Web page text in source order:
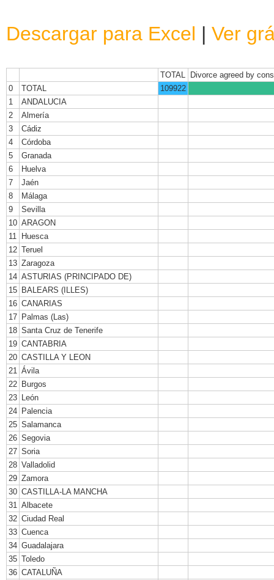
Descargar para Excel | Ver
TOTAL
Divorce agreed by
0
TOTAL
109922
1
ANDALUCIA
2
Almería
3
Cádiz
4
Córdoba
5
Granada
6
Huelva
7
Jaén
8
Málaga
9
Sevilla
10 ARAGON
11
Huesca
12 Teruel
13 Zaragoza
14 ASTURIAS (PRINCIPADO DE)
15 BALEARS (ILLES)
16 CANARIAS
17 Palmas (Las)
18 Santa Cruz de Tenerife
19 CANTABRIA
20 CASTILLA Y LEON
21 Ávila
22 Burgos
23 León
24 Palencia
25 Salamanca
26 Segovia
27 Soria
28 Valladolid
29 Zamora
30 CASTILLA-LA MANCHA
31 Albacete
32 Ciudad Real
33 Cuenca
34 Guadalajara
35 Toledo
36 CATALUÑA